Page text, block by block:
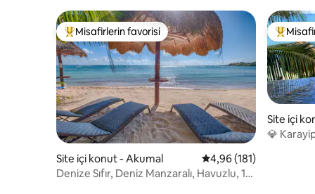
Misafirlerin favorilerinden en beğenilenler arasında
Misafirlerin favorisi
Site içi konut - Akumal 5 üzerinden ortalama
4,96 (181)
Denize Sıfır, Deniz Manzaralı, Havuzlu, 1-4
Site içi
💎